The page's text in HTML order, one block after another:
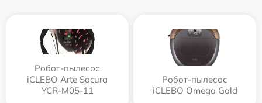
Робот-пылесос
iCLEBO Arte Sacura
YCR-M05-11
Робот-пылесос
iCLEBO Omega Gold